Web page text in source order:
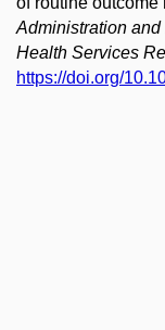
Administration
Health Services
https://doi.org/